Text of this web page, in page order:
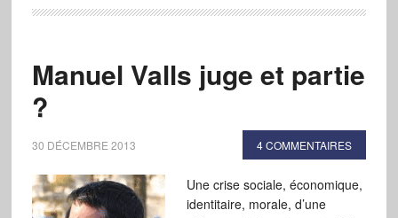
Manuel Valls juge et partie
?
30 DÉCEMBRE 2013 4 COMMENTAIRES
Une crise sociale, économique,
identitaire, morale, d’une